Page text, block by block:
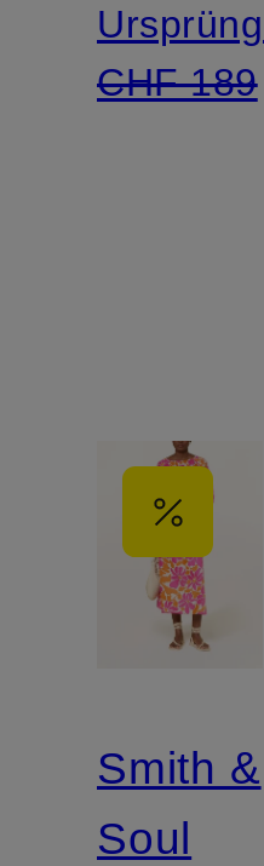
CHF 189
Smith &
Soul